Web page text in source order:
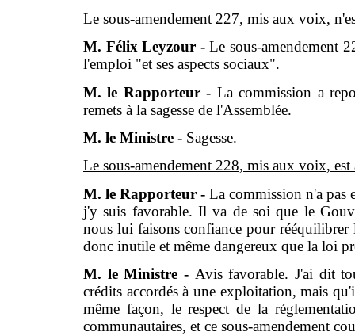
Le sous-amendement 227, mis aux voix,
M. Félix Leyzour -Le sous-amendement
l'emploi "et ses aspects sociaux".
M. le Rapporteur - La commission a
remets à la sagesse de l'Assemblée.
M. le Ministre - Sagesse.
Le sous-amendement 228, mis aux voix, est
M. le Rapporteur - La commission n'a pas
j'y suis favorable. Il va de soi que le
nous lui faisons confiance pour
donc inutile et même dangereux que la loi
M. le Ministre - Avis favorable. J'ai dit
crédits accordés à une exploitation, mais
même façon, le respect de la
communautaires, et ce sous-amendement